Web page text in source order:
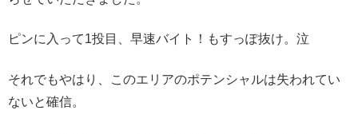
ピンに入って1投目、早速バイト！もすっぽ抜け。泣
それでもやはり、このエリアのポテンシャルは失われてい
ないと確信。